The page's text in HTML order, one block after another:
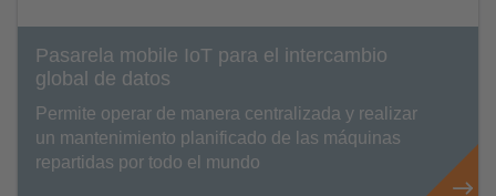
Pasarela mobile IoT para el intercambio
global de datos
Permite operar de manera centralizada y realizar
un mantenimiento planificado de las máquinas
repartidas por todo el mundo